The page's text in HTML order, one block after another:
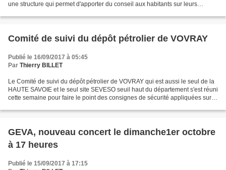
une structure qui permet d'apporter du conseil aux habitants sur leurs
Comité de suivi du dépôt pétrolier de VOVRAY
Publié le 16/09/2017 à 05:45
Par Thierry BILLET
Le Comité de suivi du dépôt pétrolier de VOVRAY qui est aussi le seul de la
HAUTE SAVOIE et le seul site SEVESO seuil haut du département s'est réuni
cette semaine pour faire le point des consignes de sécurité appliquées sur le
GEVA, nouveau concert le dimanche1er octobre
à 17 heures
Publié le 15/09/2017 à 17:15